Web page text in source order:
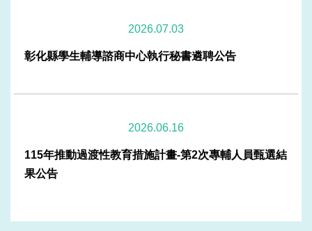
本縣學生輔導諮商中心主任及副主任遴聘結果公告
2026-07-20
2026-07-03
2026.07.03
彰化縣學生輔導諮商中心執行秘書遴聘公告
2026.06.16
115年推動過渡性教育措施計畫-第2次專輔人員甄選結
果公告